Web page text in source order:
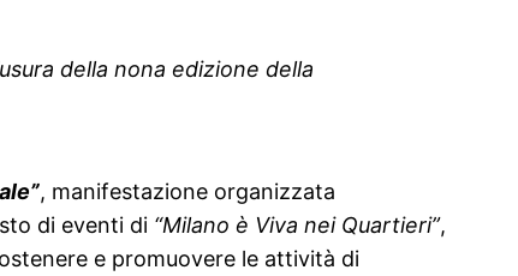
della nona edizione della
, manifestazione organizzata
di eventi di “Milano è Viva nei Quartieri”,
e promuovere le attività di